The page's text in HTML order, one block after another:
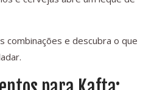
combinações e descubra o que